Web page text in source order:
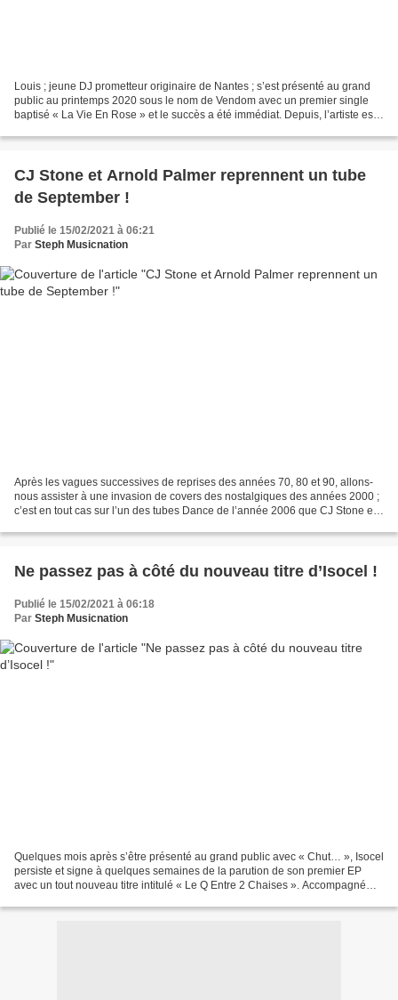
Louis ; jeune DJ prometteur originaire de Nantes ; s’est présenté au grand
public au printemps 2020 sous le nom de Vendom avec un premier single
baptisé « La Vie En Rose » et le succès a été immédiat. Depuis, l’artiste est
CJ Stone et Arnold Palmer reprennent un tube
de September !
Publié le 15/02/2021 à 06:21
Par Steph Musicnation
Après les vagues successives de reprises des années 70, 80 et 90, allons-
nous assister à une invasion de covers des nostalgiques des années 2000 ;
c’est en tout cas sur l’un des tubes Dance de l’année 2006 que CJ Stone et
Ne passez pas à côté du nouveau titre d’Isocel !
Publié le 15/02/2021 à 06:18
Par Steph Musicnation
Quelques mois après s’être présenté au grand public avec « Chut… », Isocel
persiste et signe à quelques semaines de la parution de son premier EP
avec un tout nouveau titre intitulé « Le Q Entre 2 Chaises ». Accompagné